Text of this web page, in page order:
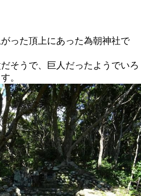
った頂上にあった為朝神社で
そうで、巨人だったようでいろ
。